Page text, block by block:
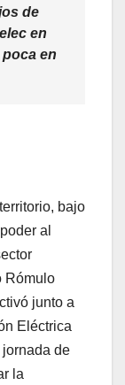
de
en
en
bajo
al
Rómulo
junto a
Eléctrica
de
la